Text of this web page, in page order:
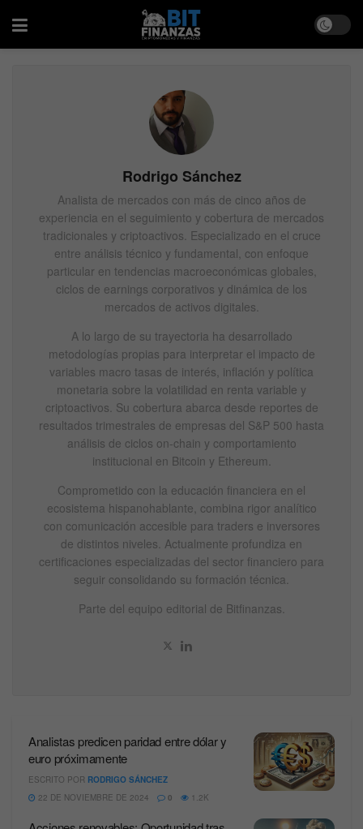
Rodrigo Sánchez
Analista de mercados con más de cinco años de
experiencia en el seguimiento y cobertura de mercados
tradicionales y criptoactivos. Especializado en el cruce
entre análisis técnico y fundamental, con enfoque
particular en tendencias macroeconómicas globales,
ciclos de earnings corporativos y dinámica de los
mercados de activos digitales.
A lo largo de su trayectoria ha desarrollado
metodologías propias para interpretar el impacto de
variables macro tasas de interés, inflación y política
monetaria sobre la volatilidad en renta variable y
criptoactivos. Su cobertura abarca desde reportes de
resultados trimestrales de empresas del S&P 500 hasta
análisis de ciclos on-chain y comportamiento
institucional en Bitcoin y Ethereum.
Comprometido con la educación financiera en el
ecosistema hispanohablante, combina rigor analítico
con comunicación accesible para traders e inversores
de distintos niveles. Actualmente profundiza en
certificaciones especializadas del sector financiero para
seguir consolidando su formación técnica.
Parte del equipo editorial de Bitfinanzas.
Analistas predicen paridad entre dólar y
euro próximamente
ESCRITO POR RODRIGO SÁNCHEZ
22 DE NOVIEMBRE DE 2024
0 1.2K